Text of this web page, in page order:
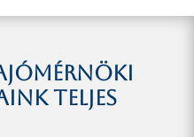
teljes